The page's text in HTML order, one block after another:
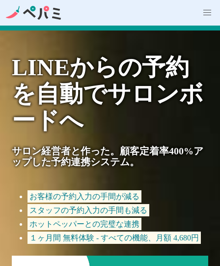
LINEからの予約
を自動でサロンボ
ードへ
サロン経営者と作った。顧客定着率400%ア
ップした予約連携システム。
お客様の予約入力の手間が減る
スタッフの予約入力の手間も減る
ホットペッパーとの完璧な連携
１ヶ月間 無料体験 - すべての機能、月額 4,680円